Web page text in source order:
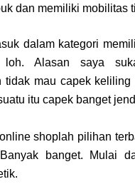
dan memiliki mobilitas
dalam kategori
loh. Alasan saya
mau capek
itu capek banget
shoplah pilihan
banget. Mulai